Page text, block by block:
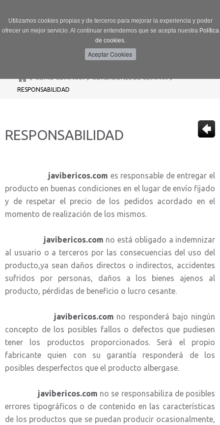
Utilizamos cookies propias y de terceros para mejorar la experiencia y poder
ofrecer un mejor servicio. Al continuar entendemos que se acepta nuestra Política
de cookies.
>CÓMO COMPRAR>CONDICIONES DE COMPRA>
RESPONSABILIDAD
RESPONSABILIDAD
javibericos.com es responsable de entregar el
producto en buenas condiciones en el lugar de envío fijado
y de respetar el precio de los pedidos acordado en el
momento de realización de los mismos.
javibericos.com no está obligado a indemnizar
al usuario o a terceros por las consecuencias del uso del
producto,ya sean daños directos o indirectos, accidentes
sufridos por personas, daños a los bienes ajenos al
producto, pérdidas de beneficio o lucro cesante.
javibericos.com no responderá bajo ningún
concepto de los posibles fallos o defectos que pudiesen
tener los productos proporcionados. Será el propio
fabricante quien con su garantía responderá de los
posibles desperfectos que el producto albergase.
javibericos.com no se responsabiliza de posibles
errores tipográficos o de contenido en las características
de los productos que se puedan producir ocasionalmente,